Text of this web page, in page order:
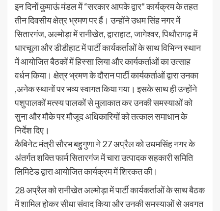
इन दिनों कुमाऊं मंडल में “सरकार आपके द्वार” कार्यक्रम के तहत
तीन दिवसीय क्षेत्र भ्रमण पर हैं। उन्होंने उधम सिंह नगर में
सितारगंज, अल्मोड़ा में रानीखेत, द्वाराहाट, जागेश्वर, पिथौरागढ़ में
धारचूला और डीडीहाट में पार्टी कार्यकर्ताओं के साथ विभिन्न स्थान
में आयोजित बैठकों में हिस्सा लिया और कार्यकर्ताओं का उत्साह
वर्धन किया। क्षेत्र भ्रमण के दौरान पार्टी कार्यकर्ताओं द्वारा उनका
,अनेक स्थानों पर भव्य स्वागत किया गया। इसके साथ ही उन्होंने
पशुपालकों मत्स्य पालकों से मुलाकात कर उनकी समस्याओं को
सुना और मौके पर मौजूद अधिकारियों को तत्काल समाधान के
निर्देश दिए।
कैबिनेट मंत्री सौरभ बहुगुणा ने 27 अप्रैल को उधमसिंह नगर के
अंतर्गत शक्ति फार्म सितारगंज में चारा उत्पादक सहकारी समिति
लिमिटेड द्वारा आयोजित कार्यक्रम में शिरकत की।
28 अप्रैल को रानीखेत अल्मोड़ा में पार्टी कार्यकर्ताओं के साथ बैठक
में शामिल होकर सीधा संवाद किया और उनकी समस्याओं से अवगत